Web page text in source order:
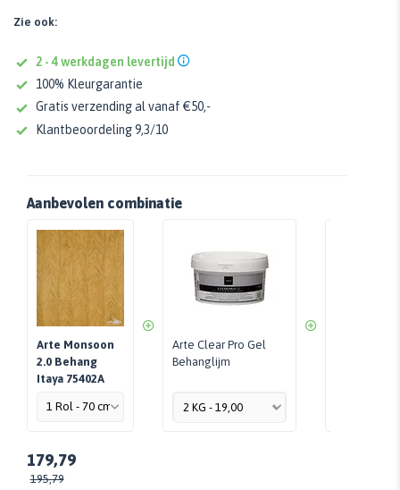
Zie ook:
2 - 4 werkdagen levertijd
100% Kleurgarantie
Gratis verzending al vanaf €50,-
Klantbeoordeling 9,3/10
Aanbevolen combinatie
Arte Monsoon
2.0 Behang
Itaya 75402A
Arte Clear Pro Gel
Behanglijm
179,79
195,79